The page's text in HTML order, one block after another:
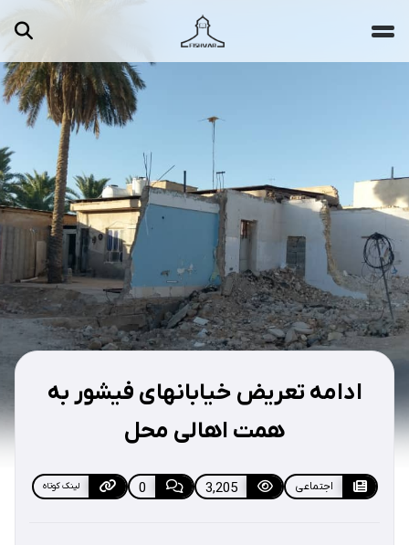
تصاویر
ویدیوها دسته‌بندی‌ها
ادامه تعریض خیابانهای فیشور به
همت اهالی محل
اجتماعی 3,205
0 لینک کوتاه